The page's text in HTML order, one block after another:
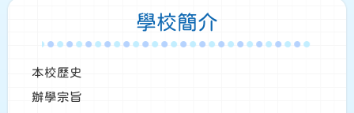
學校簡介
本校歷史
辦學宗旨